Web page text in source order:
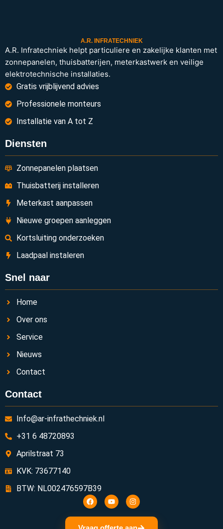
A.R. INFRATECHNIEK
A.R. Infratechniek helpt particuliere en zakelijke klanten met
zonnepanelen, thuisbatterijen, meterkastwerk en veilige
elektrotechnische installaties.
Gratis vrijblijvend advies
Professionele monteurs
Installatie van A tot Z
Diensten
Zonnepanelen plaatsen
Thuisbatterij installeren
Meterkast aanpassen
Nieuwe groepen aanleggen
Kortsluiting onderzoeken
Laadpaal instaleren
Snel naar
Home
Over ons
Service
Nieuws
Contact
Contact
Info@ar-infrathechniek.nl
+31 6 48720893
Aprilstraat 73
KVK: 73677140
BTW: NL002476597B39